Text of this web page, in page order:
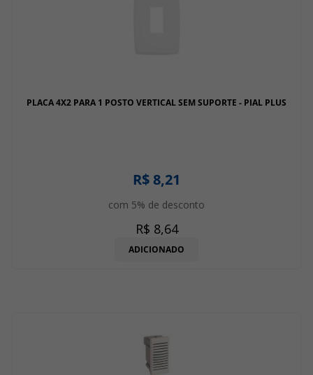
PLACA 4X2 PARA 1 POSTO VERTICAL SEM SUPORTE - PIAL PLUS
R$ 8,21
com 5% de desconto
R$ 8,64
ADICIONADO